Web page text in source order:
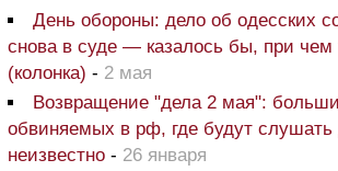
День обороны: дело об одесских
снова в суде — казалось бы, при чем
(колонка) - 2 мая
Возвращение "дела 2 мая":
обвиняемых в рф, где будут слушать
неизвестно - 26 января